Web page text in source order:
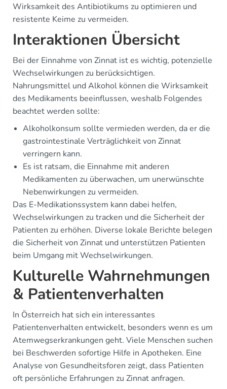
Wirksamkeit des Antibiotikums zu optimieren und
resistente Keime zu vermeiden.
Interaktionen Übersicht
Bei der Einnahme von Zinnat ist es wichtig, potenzielle
Wechselwirkungen zu berücksichtigen.
Nahrungsmittel und Alkohol können die Wirksamkeit
des Medikaments beeinflussen, weshalb Folgendes
beachtet werden sollte:
Alkoholkonsum sollte vermieden werden, da er die
gastrointestinale Verträglichkeit von Zinnat
verringern kann.
Es ist ratsam, die Einnahme mit anderen
Medikamenten zu überwachen, um unerwünschte
Nebenwirkungen zu vermeiden.
Das E-Medikationssystem kann dabei helfen,
Wechselwirkungen zu tracken und die Sicherheit der
Patienten zu erhöhen. Diverse lokale Berichte belegen
die Sicherheit von Zinnat und unterstützen Patienten
beim Umgang mit Wechselwirkungen.
Kulturelle Wahrnehmungen
& Patientenverhalten
In Österreich hat sich ein interessantes
Patientenverhalten entwickelt, besonders wenn es um
Atemwegserkrankungen geht. Viele Menschen suchen
bei Beschwerden sofortige Hilfe in Apotheken. Eine
Analyse von Gesundheitsforen zeigt, dass Patienten
oft persönliche Erfahrungen zu Zinnat anfragen.